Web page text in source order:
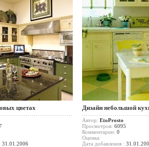
цветах
31.01.2006
Дизайн небольшой
Автор: EtoProsto
Просмотров: 6095
Комментарии: 0
Оценка:
Дата добавления :